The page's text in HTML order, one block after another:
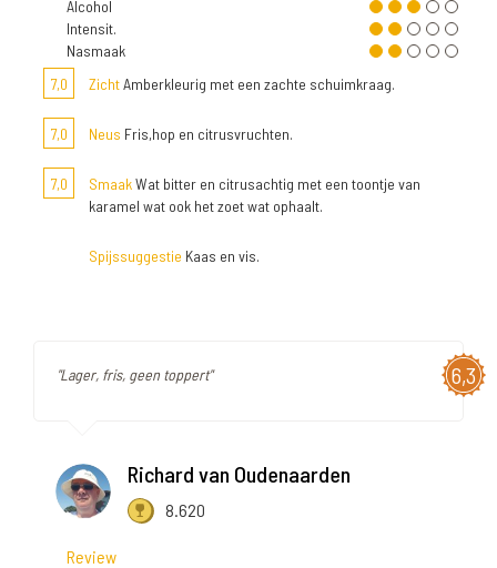
Alcohol
Intensit.
Nasmaak
7,0
ZichtAmberkleurig met een zachte schuimkraag.
7,0 Neus Fris,hop en citrusvruchten.
7,0 SmaakWat bitter en citrusachtig met een toontje van
karamel wat ook het zoet wat ophaalt.
Spijssuggestie Kaas en vis.
6,3
"Lager, fris, geen toppert"
Richard van Oudenaarden
8.620
Review